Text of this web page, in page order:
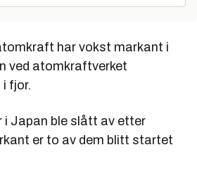
har vokst markant i
ved atomkraftverket
fjor.
i Japan ble slått av etter
er to av dem blitt startet